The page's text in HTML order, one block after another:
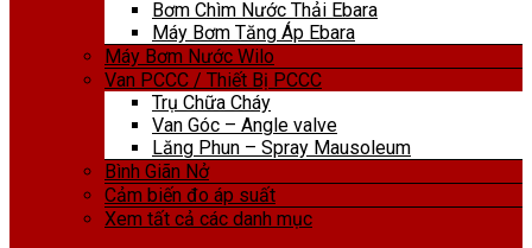
Bơm Chìm Nước Thải Ebara
Máy Bơm Tăng Áp Ebara
Máy Bơm Nước Wilo
Van PCCC / Thiết Bị PCCC
Trụ Chữa Cháy
Van Góc – Angle valve
Lăng Phun – Spray Mausoleum
Bình Giãn Nở
Cảm biến đo áp suất
Xem tất cả các danh mục